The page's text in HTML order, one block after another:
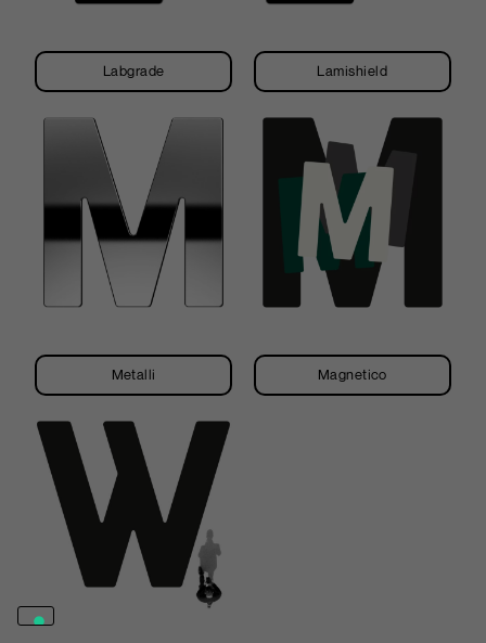
Labgrade Lamishield
Metalli Magnetico